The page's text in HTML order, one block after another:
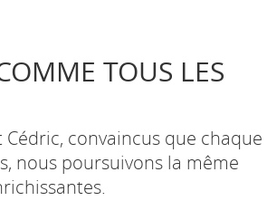
TOUS LES
convaincus que chaque
nous poursuivons la même